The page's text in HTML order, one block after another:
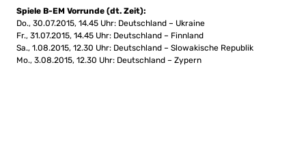
Spiele B-EM Vorrunde (dt. Zeit):
Do., 30.07.2015, 14.45 Uhr: Deutschland – Ukraine
Fr., 31.07.2015, 14.45 Uhr: Deutschland – Finnland
Sa., 1.08.2015, 12.30 Uhr: Deutschland – Slowakische Republik
Mo., 3.08.2015, 12.30 Uhr: Deutschland – Zypern